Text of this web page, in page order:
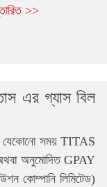
>>
এর গ্যাস বিল
যেকোনো সময় TITAS
অনুমোদিত GPAY
কোম্পানি লিমিটেড)